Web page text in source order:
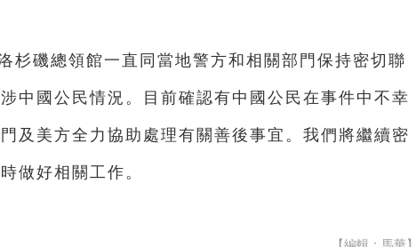
杉磯總領館一直同當地警方和相關部門保持密切聯
中國公民情況。目前確認有中國公民在事件中不幸
及美方全力協助處理有關善後事宜。我們將繼續密
做好相關工作。
【編輯：馬華】